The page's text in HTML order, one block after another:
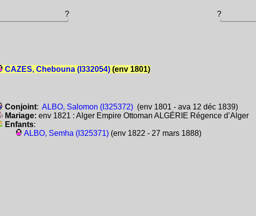
?
?
CAZES, Chebouna (I332054) (env 1801)
Conjoint:ALBO, Salomon (I325372) (env 1801 - ava 12 déc 1839)
Mariage:env 1821 : Alger Empire Ottoman ALGÉRIE Régence d’Alger
Enfants:
ALBO, Semha (I325371) (env 1822 - 27 mars 1888)